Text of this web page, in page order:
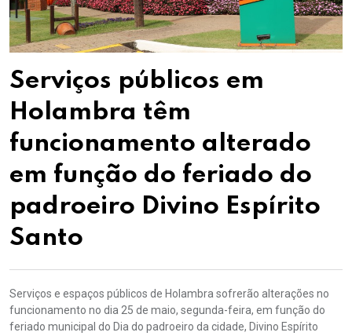
Serviços públicos em
Holambra têm
funcionamento alterado
em função do feriado do
padroeiro Divino Espírito
Santo
Serviços e espaços públicos de Holambra sofrerão alterações no
funcionamento no dia 25 de maio, segunda-feira, em função do
feriado municipal do Dia do padroeiro da cidade, Divino Espírito